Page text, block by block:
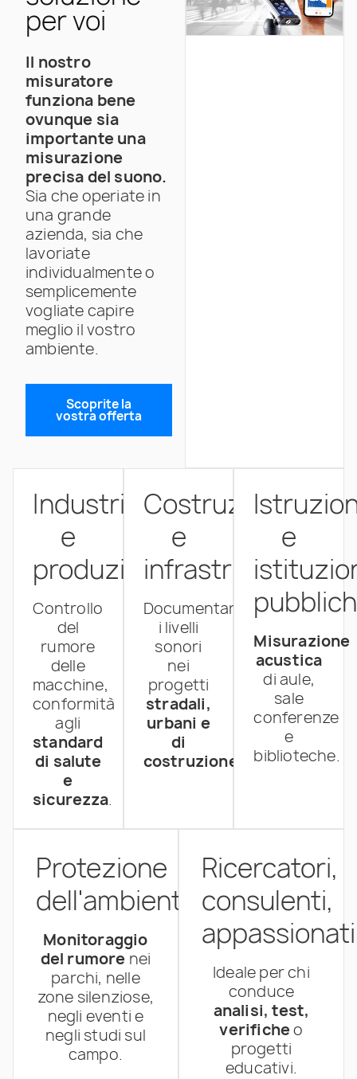
per voi
Il nostro
misuratore
funziona bene
ovunque sia
importante una
misurazione
precisa del suono.
Sia che operiate in
una grande
azienda, sia che
lavoriate
individualmente o
semplicemente
vogliate capire
meglio il vostro
ambiente.
Scoprite la
vostra offerta
Industria
e
produzione
Controllo
del
rumore
delle
macchine,
conformità
agli
standard
di salute
e
sicurezza.
Costruzioni
e
infrastrutture
Documentare
i livelli
sonori
nei
progetti
stradali,
urbani e
di
costruzione
e
Misurazione
acustica
di aule,
sale
conferenze
e
biblioteche.
Protezione
dell'ambiente
Monitoraggio
del rumore nei
parchi, nelle
zone silenziose,
negli eventi e
negli studi sul
campo.
Ricercatori,
consulenti,
appassionati
Ideale per chi
conduce
analisi, test,
verificheo
progetti
educativi.